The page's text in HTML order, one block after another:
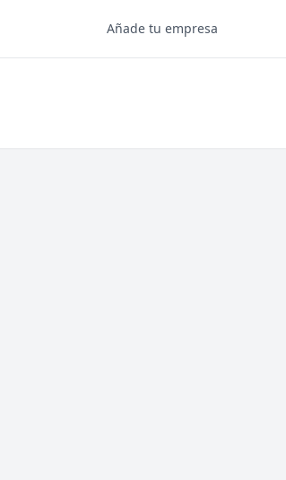
Añade tu empresa